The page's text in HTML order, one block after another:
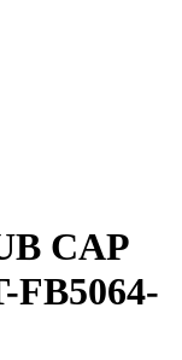
CAP
FB5064-